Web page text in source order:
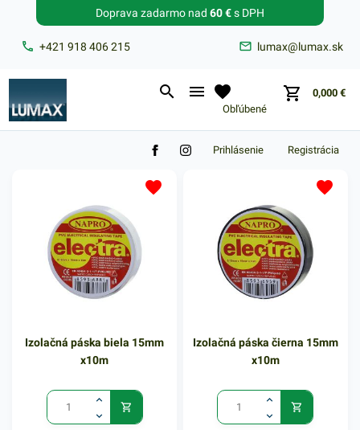
+421 918 406 215 lumax@lumax.sk
Doprava zadarmo nad 60 €s DPH
Obľúbené
0,000 €
Zabudnuté heslo?
Registrácia
Prihlásenie
Izolačná páska biela 15mm
x10m
Izolačná páska čierna 15mm
x10m